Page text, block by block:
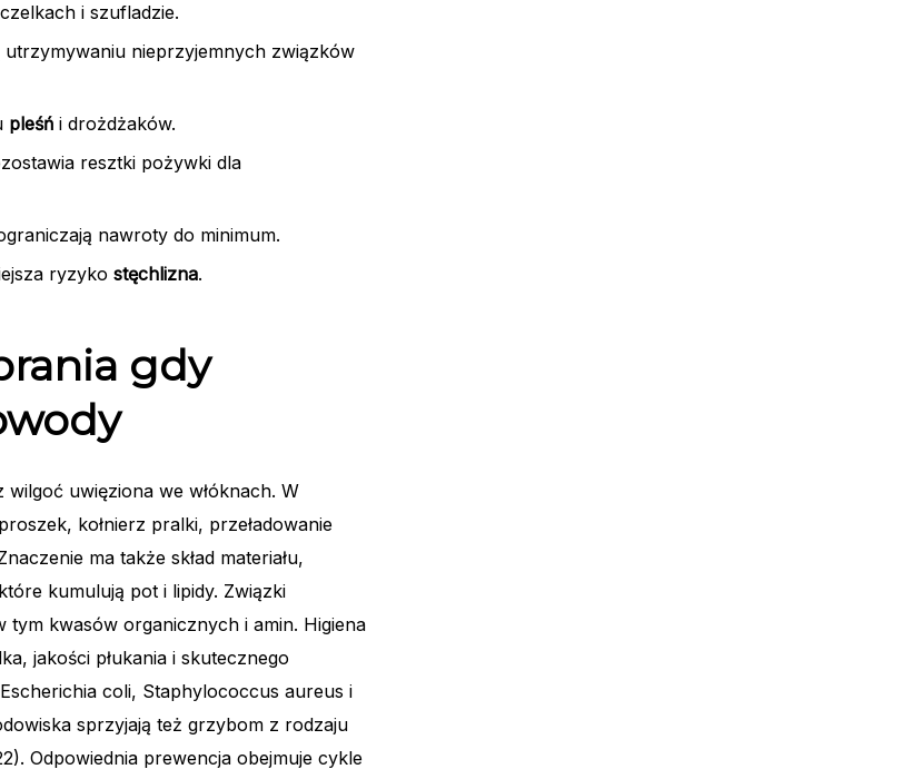
i szufladzie.
utrzymywaniu nieprzyjemnych związków
pleśń i drożdżaków.
resztki pożywki dla
nawroty do minimum.
ryzyko stęchlizna.
gdy
uwięziona we włóknach. W
kołnierz pralki, przeładowanie
ma także skład materiału,
kumulują pot i lipidy. Związki
kwasów organicznych i amin. Higiena
jakości płukania i skutecznego
coli, Staphylococcus aureus i
sprzyjają też grzybom z rodzaju
Odpowiednia prewencja obejmuje cykle